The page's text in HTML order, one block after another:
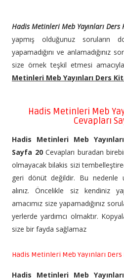
Hadis Metinleri Meb Yayınları Ders
yapmış olduğunuz soruların
yapamadığını ve anlamadığınız
size örnek teşkil etmesi
Metinleri Meb Yayınları Ders
Hadis Metinleri Meb
Cevapları
Hadis Metinleri Meb
Sayfa 20Cevapları buradan
olmayacak bilakis sizi
geri dönüt değildir. Bu nedenle
alınız. Öncelikle siz kendiniz
amacımız size yapamadığınız
yerlerde yardımcı olmaktır.
size bir fayda sağlamaz
Hadis Metinleri Meb Yayınları Ders
Hadis Metinleri Meb